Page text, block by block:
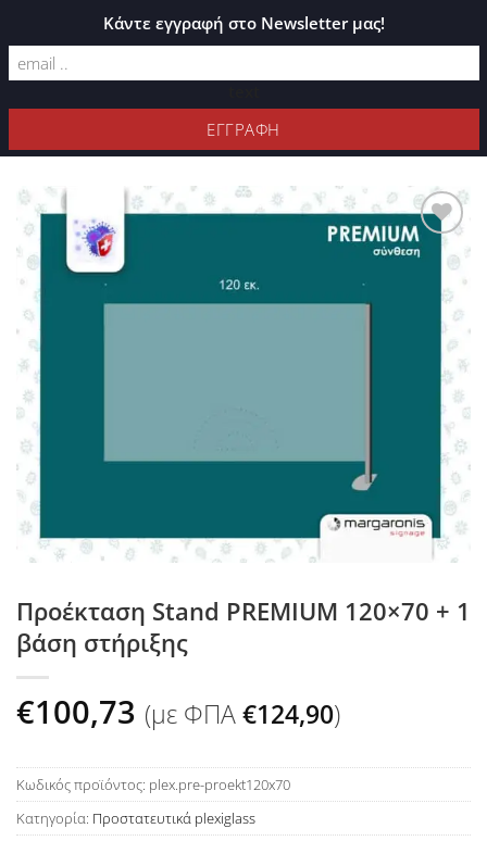
ΚΑΤΆΛΟΓΟΣ PLEXIGLASS
ΦΊΛΤΡΑ
Προσθήκη
στη Λίστα
Επιθυμιών
Προέκταση Stand PREMIUM 120×70 + 1
βάση στήριξης
€100,73 (με ΦΠΑ€124,90)
Κωδικός προϊόντος: plex.pre-proekt120x70
Κατηγορία: Προστατευτικά plexiglass
Κάντε εγγραφή στο Newsletter μας!